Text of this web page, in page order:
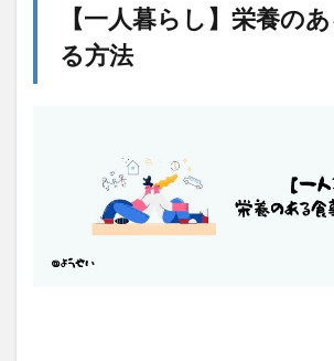
【一人暮らし】栄養の
る方法